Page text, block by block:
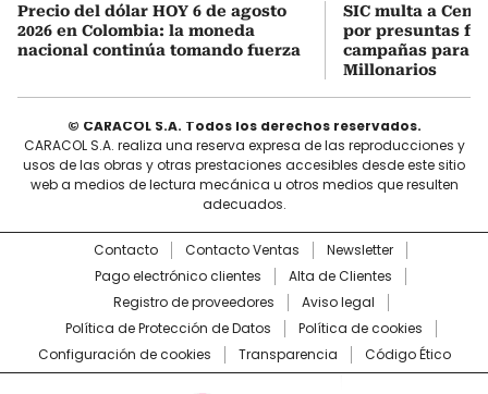
Precio del dólar HOY 6 de agosto
2026 en Colombia: la moneda
nacional continúa tomando fuerza
SIC multa a
por presuntas
campañas para
Millonarios
© CARACOL S.A. Todos los derechos reservados.
CARACOL S.A. realiza una reserva expresa de las reproducciones y
usos de las obras y otras prestaciones accesibles desde este sitio
web a medios de lectura mecánica u otros medios que resulten
adecuados.
Contacto Contacto Ventas
Newsletter
Pago electrónico clientes
Alta de Clientes
Registro de proveedores
Aviso legal
Política de Protección de Datos
Política de cookies
Configuración de cookies
Transparencia Código Ético